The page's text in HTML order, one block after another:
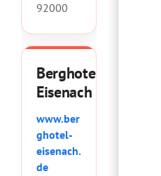
92000
Berghotel
Eisenach
www.ber
ghotel-
eisenach.
de